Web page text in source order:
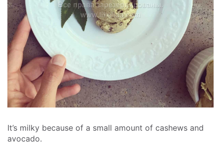
It’s milky because of a small amount of cashews and
avocado.